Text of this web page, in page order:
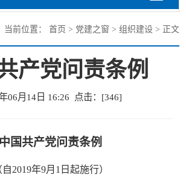
换
航
换
航
当前位置： 首页 > 党建之窗 > 组织建设> 正文
产党问责条例
06月14日 16:26 点击：[346]
中国共产党问责条例
自2019年9月1日起施行）